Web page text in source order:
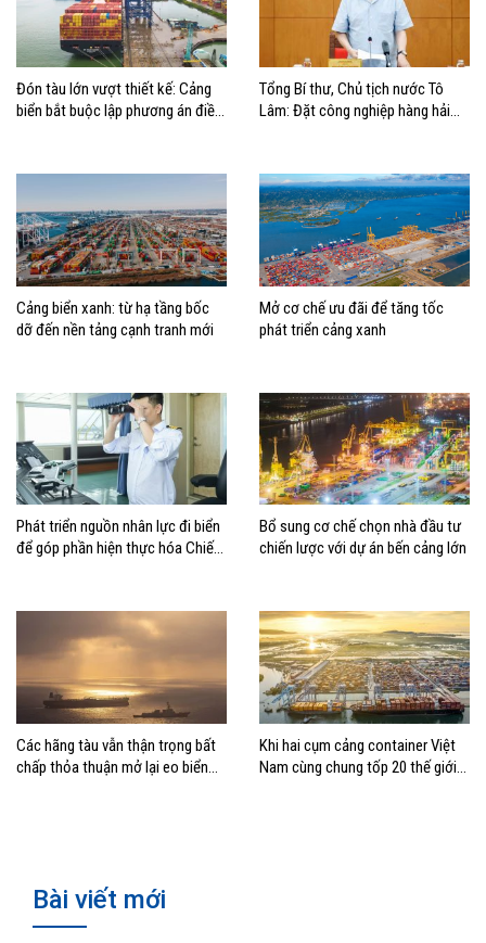
Đón tàu lớn vượt thiết kế: Cảng
biển bắt buộc lập phương án điều
Tổng Bí thư, Chủ tịch nước Tô
Lâm: Đặt công nghiệp hàng hải
biển mạnh
Cảng biển xanh: từ hạ tầng bốc
dỡ đến nền tảng cạnh tranh mới
Mở cơ chế ưu đãi để tăng tốc
phát triển cảng xanh
Phát triển nguồn nhân lực đi biển
để góp phần hiện thực hóa Chiến
Bổ sung cơ chế chọn nhà đầu tư
chiến lược với dự án bến cảng lớn
Các hãng tàu vẫn thận trọng bất
chấp thỏa thuận mở lại eo biển
Khi hai cụm cảng container Việt
Nam cùng chung tốp 20 thế giới
Bài viết mới